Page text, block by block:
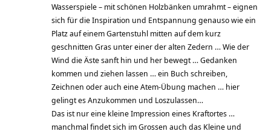
Wasserspiele – mit schönen Holzbänken umrahmt – eignen
sich für die Inspiration und Entspannung genauso wie ein
Platz auf einem Gartenstuhl mitten auf dem kurz
geschnitten Gras unter einer der alten Zedern … Wie der
Wind die Äste sanft hin und her bewegt … Gedanken
kommen und ziehen lassen … ein Buch schreiben,
Zeichnen oder auch eine Atem-Übung machen … hier
gelingt es Anzukommen und Loszulassen…
Das ist nur eine kleine Impression eines Kraftortes …
manchmal findet sich im Grossen auch das Kleine und